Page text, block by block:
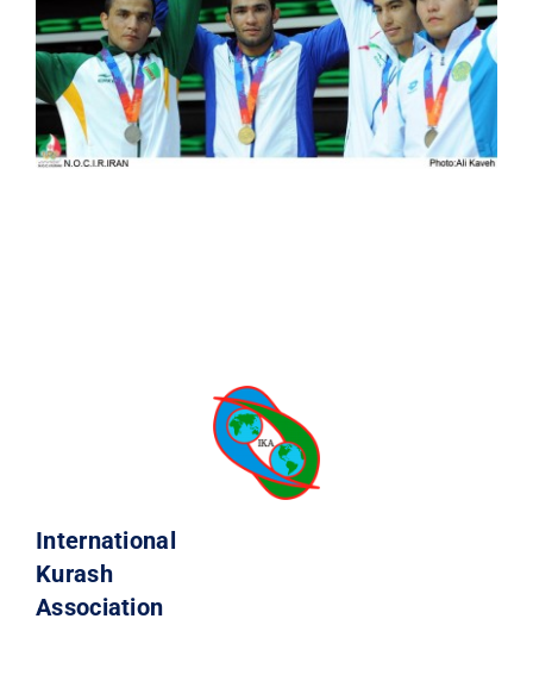
International
Kurash
Association